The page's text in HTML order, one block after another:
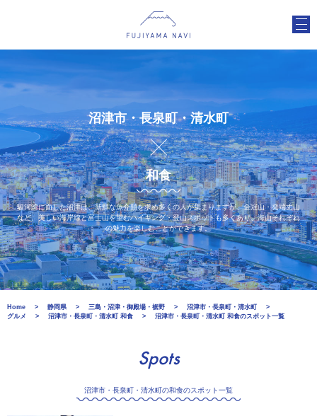
沼津市・長泉町・清水町
和食
駿河湾に面した沼津は、新鮮な魚介類を求め多くの人が集まりますが、金冠山・発端丈山
など、美しい海岸線と富士山を望むハイキング・登山スポットも多くあり、海山それぞれ
の魅力を楽しむことができます。
Home 静岡県 三島・沼津・御殿場・裾野
沼津市・長泉町・清水町
グルメ
沼津市・長泉町・清水町 和食 沼津市・長泉町・清水町 和食のスポット一覧
Spots
沼津市・長泉町・清水町の和食のスポット一覧